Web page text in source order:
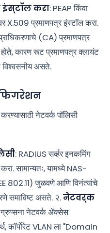
करा: PEAP किंवा
X.509 प्रमाणपत्र इंस्टॉल करा.
(CA) प्रमाणपत्र
कारण रूट प्रमाणपत्र क्लायंट
विश्वसनीय असते.
नेटवर्क पॉलिसी
: RADIUS सर्व्हर इनकमिंग
सामान्यतः, यामध्ये NAS-
जुळवणे आणि विनंत्यांचे
समाविष्ट असते. २.नेटवर्क
नेटवर्क ॲक्सेस
कॉर्पोरेट VLAN ला "Domain